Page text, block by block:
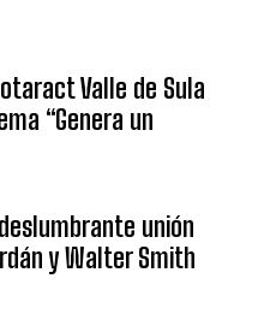
Valle de Sula
“Genera un
unión
y Walter Smith